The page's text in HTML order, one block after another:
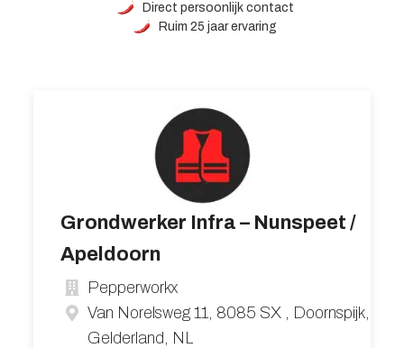
Direct persoonlijk contact
Ruim 25 jaar ervaring
Grondwerker Infra – Nunspeet /
Apeldoorn
Pepperworkx
Van Norelsweg 11, 8085 SX , Doornspijk,
Gelderland, NL